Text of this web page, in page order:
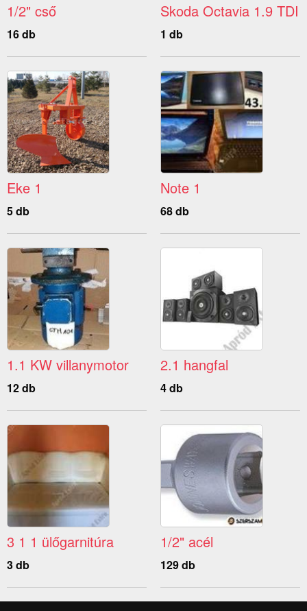
1/2" cső
16 db
Skoda Octavia 1.9 TDI
1 db
Eke 1
5 db
Note 1
68 db
1.1 KW villanymotor
12 db
2.1 hangfal
4 db
3 1 1 ülőgarnitúra
3 db
1/2" acél
129 db